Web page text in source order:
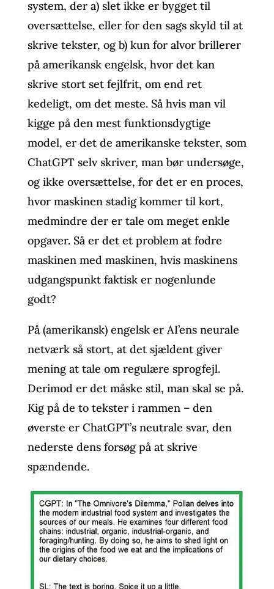
system, der a) slet ikke er bygget til
oversættelse, eller for den sags skyld til at
skrive tekster, og b) kun for alvor brillerer
på amerikansk engelsk, hvor det kan
skrive stort set fejlfrit, om end ret
kedeligt, om det meste. Så hvis man vil
kigge på den mest funktionsdygtige
model, er det de amerikanske tekster, som
ChatGPT selv skriver, man bør undersøge,
og ikke oversættelse, for det er en proces,
hvor maskinen stadig kommer til kort,
medmindre der er tale om meget enkle
opgaver. Så er det et problem at fodre
maskinen med maskinen, hvis maskinens
udgangspunkt faktisk er nogenlunde
godt?
På (amerikansk) engelsk er AI’ens neurale
netværk så stort, at det sjældent giver
mening at tale om regulære sprogfejl.
Derimod er det måske stil, man skal se på.
Kig på de to tekster i rammen – den
øverste er ChatGPT’s neutrale svar, den
nederste dens forsøg på at skrive
spændende.